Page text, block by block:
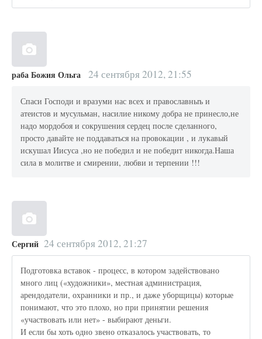
раба Божия Ольга 24 сентября 2012, 21:55
Спаси Господи и вразуми нас всех и православныъ и
атеистов и мусульман, насилие никому добра не принесло,не
надо мордобоя и сокрушения сердец после сделанного,
просто давайте не поддаваться на провокации , и лукавый
искушал Иисуса ,но не победил и не победит никогда.Наша
сила в молитве и смирении, любви и терпении !!!
Сергий 24 сентября 2012, 21:27
Подготовка вставок - процесс, в котором задействовано
много лиц («художники», местная администрация,
арендодатели, охранники и пр., и даже уборщицы) которые
понимают, что это плохо, но при принятии решения
«участвовать или нет» - выбирают деньги.
И если бы хоть одно звено отказалось участвовать, то